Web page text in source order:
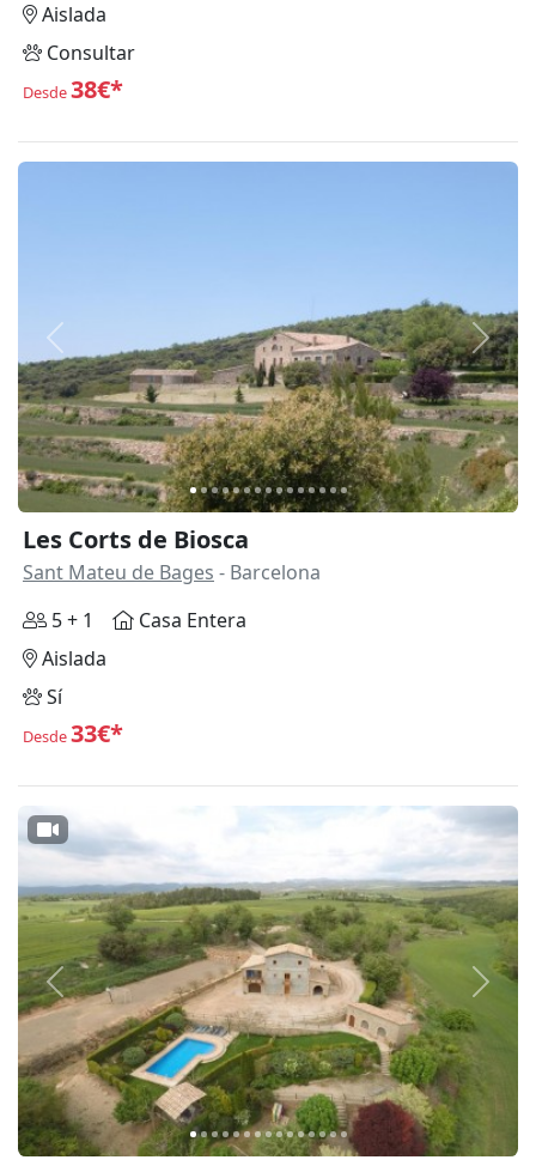
Aislada
Consultar
Desde38€*
Anterior
Les Corts de Biosca
Sant Mateu de Bages - Barcelona
5 + 1
Casa Entera
Aislada
Sí
Desde33€*
Anterior